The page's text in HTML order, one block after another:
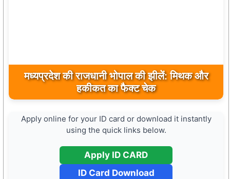
मध्यप्रदेश की राजधानी भोपाल की झीलें: मिथक और
हकीकत का फैक्ट चेक
Apply online for your ID card or download it instantly
using the quick links below.
Apply ID CARD
ID Card Download